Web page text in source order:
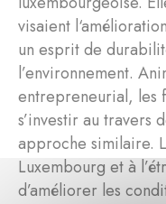
visaient
un esprit de
l’environnement.
entrepreneurial, les
s’investir au travers
approche similaire.
Luxembourg et à
d’améliorer les